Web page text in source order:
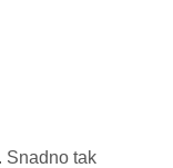
Snadno tak